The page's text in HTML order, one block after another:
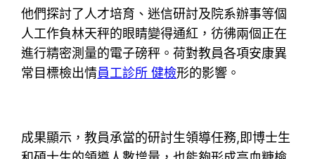
他們探討了人才培育、迷信研討及院系辦事等個
人工作負林天秤的眼睛變得通紅，彷彿兩個正在
進行精密測量的電子磅秤。荷對教員各項安康異
常目標檢出情員工診所 健檢形的影響。
成果顯示，教員承當的研討生領導任務,即博士生